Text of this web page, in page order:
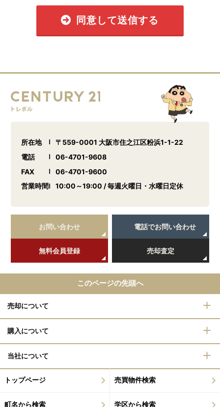
同意して送信する
所在地
〒559-0001 大阪市住之江区粉浜1-1-22
電話
06-4701-9608
FAX
06-4701-9600
営業時間
10:00～19:00 / 毎週火曜日・水曜日定休
お問い合わせ 電話でお問い合わせ
無料会員登録 売却査定
このページの先頭へ
売却について
購入について
当社について
トップページ 売買物件検索
町名から検索 学区から検索